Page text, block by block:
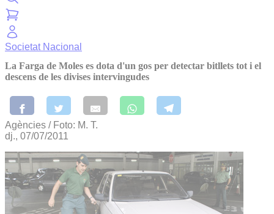
Societat Nacional
La Farga de Moles es dota d'un gos per detectar bitllets tot i el
descens de les divises intervingudes
Agències / Foto: M. T.
dj., 07/07/2011